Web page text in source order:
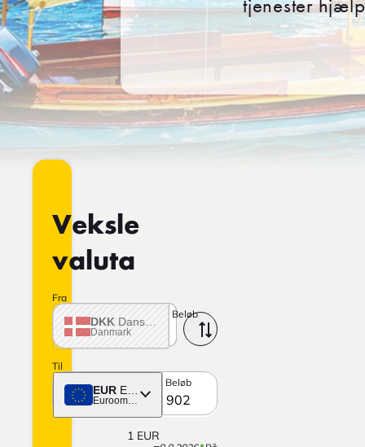
Veksle
valuta
Fra
DKK Dansk krone
Danmark
Beløb
Til
EUR Euro
Euroområdet
Beløb
1 EUR